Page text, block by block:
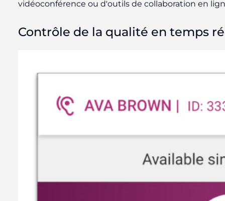
vidéoconférence ou d'outils de collaboration en
Contrôle de la qualité en temps